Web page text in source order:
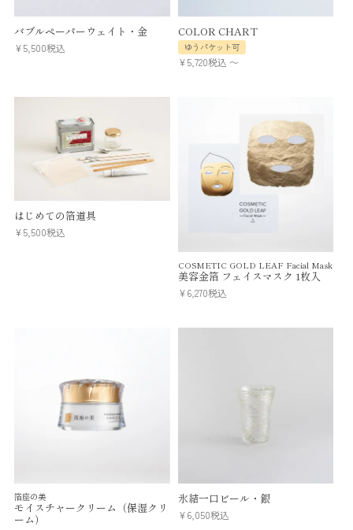
バブルペーパーウェイト・金
¥5,500税込
COLOR CHART
ゆうパケット可
¥5,720税込 〜
はじめての箔道具
¥5,500税込
COSMETIC GOLD LEAF Facial Mask
美容金箔 フェイスマスク 1枚入
¥6,270税込
箔座の美
モイスチャークリーム（保湿クリ
ーム）
氷結一口ビール・銀
¥6,050税込